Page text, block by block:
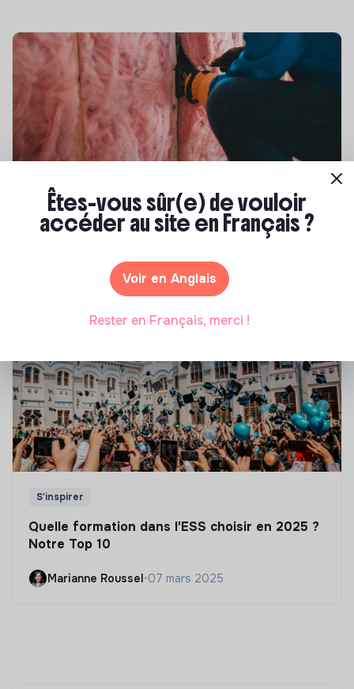
Compétences & formations
Top 8 des formations en rénovation
Marianne Roussel• 21 janvier 2025
S'inspirer
Quelle formation dans l'ESS choisir en 2025 ?
Notre Top 10
Marianne Roussel•07 mars 2025
Êtes-vous sûr(e) de vouloir
accéder au site en Français ?
Voir en Anglais
Rester en Français, merci !